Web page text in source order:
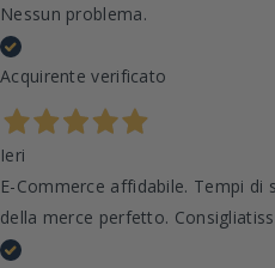
Nessun problema.
Acquirente verificato
Ieri
E-Commerce affidabile. Tempi
della merce perfetto.